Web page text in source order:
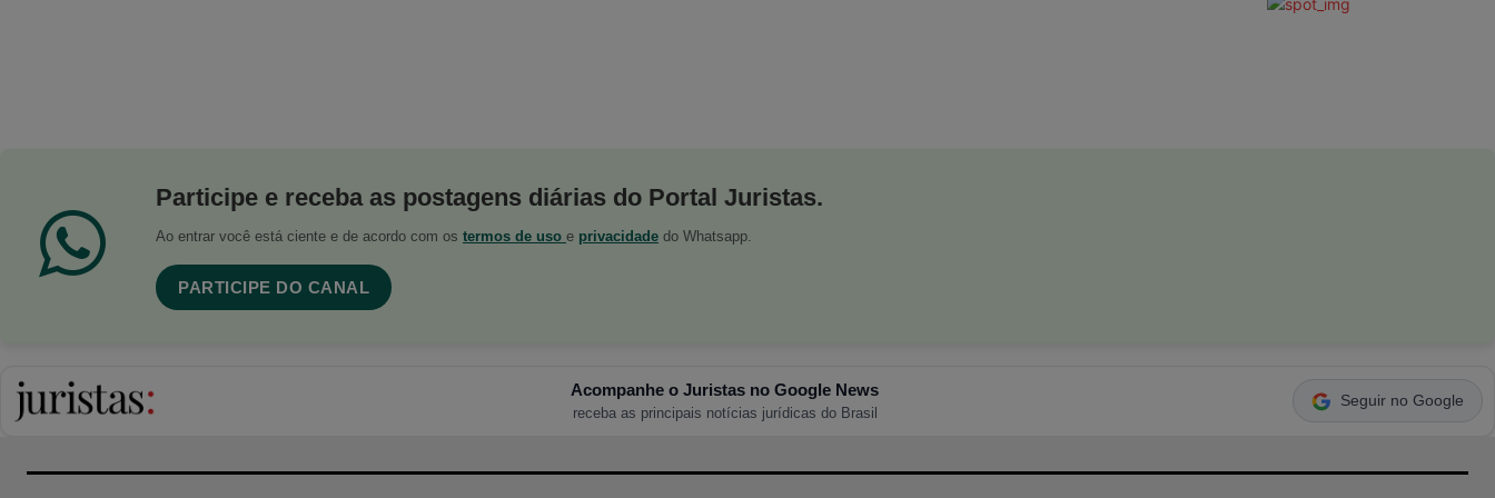
Participe e receba as postagens diárias do Portal Juristas.
Ao entrar você está ciente e de acordo com os termos de uso e privacidade do Whatsapp.
PARTICIPE DO CANAL
Acompanhe o Juristas no Google News
receba as principais notícias jurídicas do Brasil
Seguir no Google